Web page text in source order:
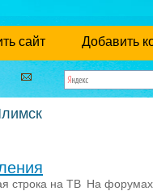
сайт Добавить
строка на ТВ На форумах